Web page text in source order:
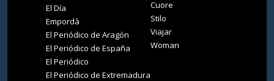
El Día
Empordà
El Periódico de Aragón
El Periódico de España
El Periódico
El Periódico de Extremadura
Cuore
Stilo
Viajar
Woman